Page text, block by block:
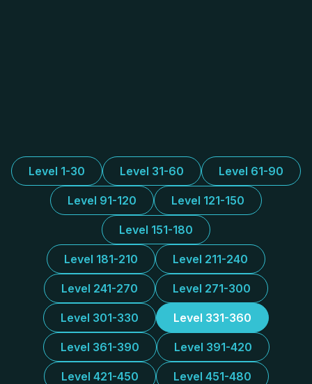
Level 1-30 Level 31-60 Level 61-90
Level 91-120 Level 121-150
Level 151-180
Level 181-210 Level 211-240
Level 241-270 Level 271-300
Level 301-330 Level 331-360
Level 361-390 Level 391-420
Level 421-450 Level 451-480